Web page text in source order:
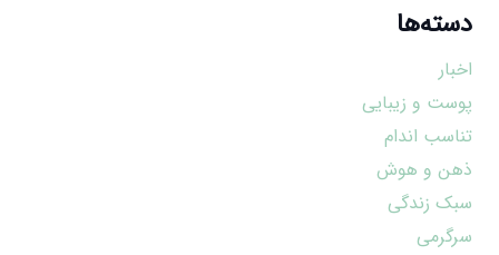
دسته‌ها
اخبار
پوست و زیبایی
تناسب اندام
ذهن و هوش
سبک زندگی
سرگرمی